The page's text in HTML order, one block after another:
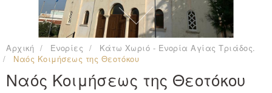
Αρχική Ενορίες
Κάτω Χωριό - Ενορία Αγίας Τριάδος.
Ναός Κοιμήσεως της Θεοτόκου
Ναός Κοιμήσεως της Θεοτόκου